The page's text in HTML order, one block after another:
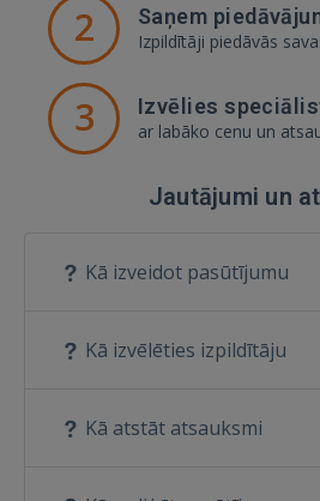
2 Saņem
Izpildītāji piedāvās
3 Izvēlies
ar labāko cenu un
Jautājumi un
Kā izveidot pasūtījumu
Kā izvēlēties izpildītāju
Kā atstāt atsauksmi